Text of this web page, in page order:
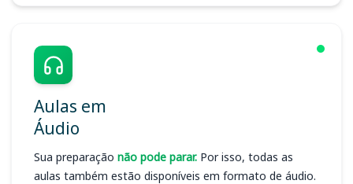
Aulas em
Áudio
Sua preparação não pode parar. Por isso, todas as
aulas também estão disponíveis em formato de áudio.